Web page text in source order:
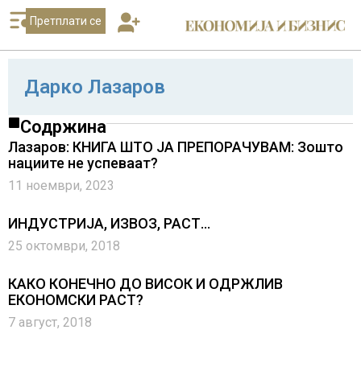
Претплати се
Дарко Лазаров
Содржина
Лазаров: КНИГА ШТО ЈА ПРЕПОРАЧУВАМ: Зошто
нациите не успеваат?
11 ноември, 2023
ИНДУСТРИЈА, ИЗВОЗ, РАСТ…
25 октомври, 2018
КАКО КОНЕЧНО ДО ВИСОК И ОДРЖЛИВ
ЕКОНОМСКИ РАСТ?
7 август, 2018